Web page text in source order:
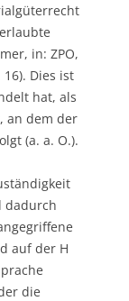
in: ZPO,
16). Dies ist
hat, als
an dem der
(a. a. O.).
dadurch
auf der H
die